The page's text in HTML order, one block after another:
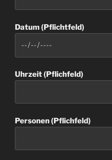
Datum (Pflichtfeld)
Uhrzeit (Pflichfeld)
Personen (Pflichfeld)